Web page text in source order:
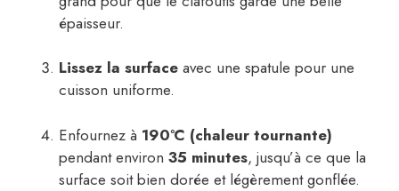
épaisseur.
Lissez la surface avec une spatule pour une
cuisson uniforme.
Enfournez à 190°C (chaleur tournante)
pendant environ 35 minutes, jusqu’à ce que la
surface soit bien dorée et légèrement gonflée.